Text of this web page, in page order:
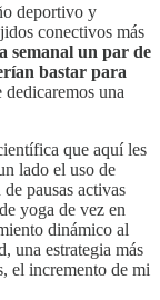
deportivo y
conectivos más
semanal un par de
bastar para
dedicaremos una
que aquí les
lado el uso de
pausas activas
yoga de vez en
dinámico al
una estrategia más
el incremento de mi